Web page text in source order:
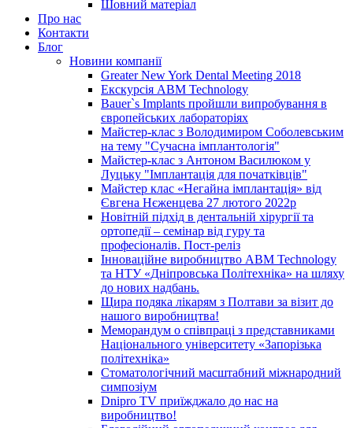
Шовний матеріал
Про нас
Контакти
Блог
Новини компанії
Greater New York Dental Meeting 2018
Екскурсія ABM Technology
Bauer`s Implants пройшли випробування в
європейських лабораторіях
Майстер-клас з Володимиром Соболевським
на тему "Сучасна імплантологія"
Майстер-клас з Антоном Василюком у
Луцьку "Імплантація для початківців"
Майстер клас «Негайна імплантація» від
Євгена Нєженцева 27 лютого 2022р
Новітній підхід в дентальній хірургії та
ортопедії – семінар від гуру та
професіоналів. Пост-реліз
Інноваційне виробництво ABM Technology
та НТУ «Дніпровська Політехніка» на шляху
до нових надбань.
Щира подяка лікарям з Полтави за візит до
нашого виробництва!
Меморандум о співпраці з представниками
Національного університету «Запорізька
політехніка»
Стоматологічний масштабний міжнародний
симпозіум
Dnipro TV приїжджало до нас на
виробництво!